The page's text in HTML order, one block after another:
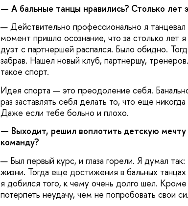
— А бальные танцы нравились? Столько лет
— Действительно профессионально я
момент пришло осознание, что за столько лет
дуэт с партнершей распался. Было обидно.
забрав. Нашел новый клуб, партнершу,
такое спорт.
Идея спорта — это преодоление себя.
раз заставлять себя делать то, что еще
Даже если тебе больно и плохо.
— Выходит, решил воплотить детскую
команду?
— Был первый курс, и глаза горели. Я думал
жизни. Тогда еще достижения в бальных
я добился того, к чему очень долго шел.
потерпеть неудачу, чем не попробовать свои